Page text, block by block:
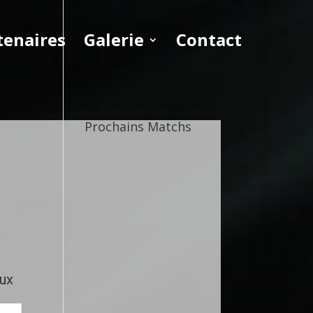
Galerie Contact
Prochains Matchs